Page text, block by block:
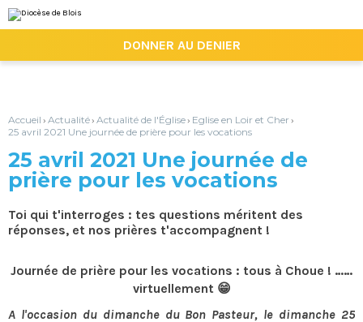
au
contenu.
la
personnels
DONNER AU DENIER
Accueil › Actualité› Actualité de l'Église› Eglise en Loir et Cher›
25 avril 2021 Une journée de prière pour les vocations
25 avril 2021 Une journée de
prière pour les vocations
Toi qui t'interroges : tes questions méritent des
réponses, et nos prières t'accompagnent !
Journée de prière pour les vocations : tous à Choue ! ……
virtuellement 😁
A l'occasion du dimanche du Bon Pasteur, le dimanche 25